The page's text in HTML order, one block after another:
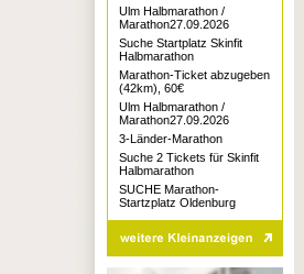
Ulm Halbmarathon /
Marathon27.09.2026
Suche Startplatz Skinfit
Halbmarathon
Marathon-Ticket abzugeben
(42km), 60€
Ulm Halbmarathon /
Marathon27.09.2026
3-Länder-Marathon
Suche 2 Tickets für Skinfit
Halbmarathon
SUCHE Marathon-
Startzplatz Oldenburg